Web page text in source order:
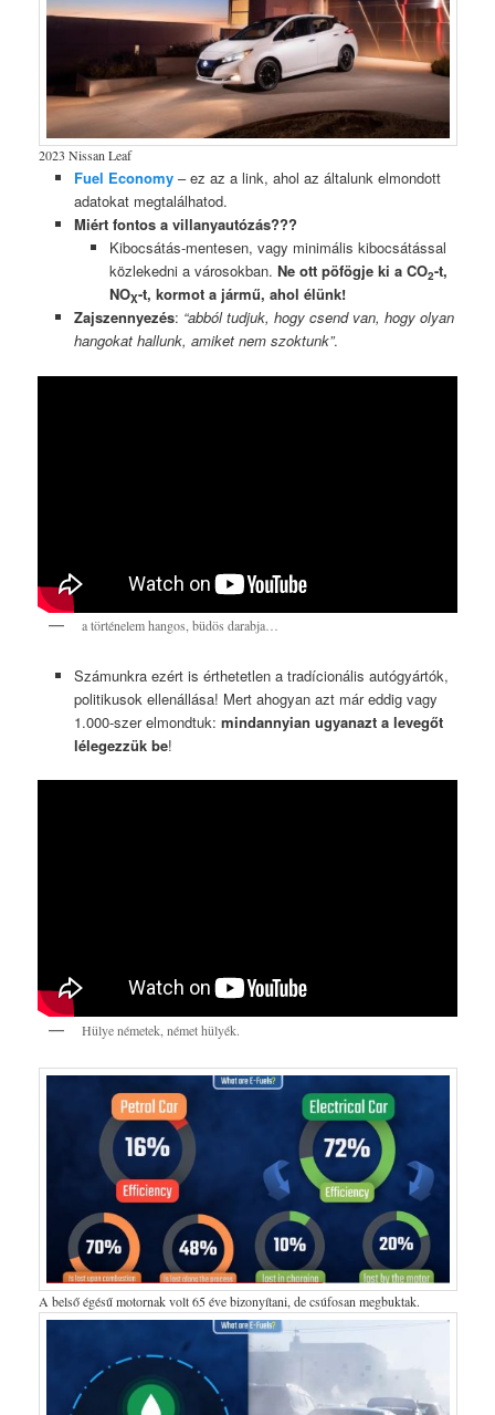
2023 Nissan Leaf
Fuel Economy– ez az a link, ahol az általunk elmondott
adatokat megtalálhatod.
Miért fontos a villanyautózás???
Kibocsátás-mentesen, vagy minimális kibocsátással
közlekedni a városokban.Ne ott pöfögje ki a CO2-t,
NOX-t, kormot a jármű, ahol élünk!
Zajszennyezés: “abból tudjuk, hogy csend van, hogy olyan
hangokat hallunk, amiket nem szoktunk”.
a történelem hangos, büdös darabja…
Számunkra ezért is érthetetlen a tradícionális autógyártók,
politikusok ellenállása! Mert ahogyan azt már eddig vagy
1.000-szer elmondtuk: mindannyian ugyanazt a levegőt
lélegezzük be!
Hülye németek, német hülyék.
A belső égésű motornak volt 65 éve bizonyítani, de csúfosan megbuktak.